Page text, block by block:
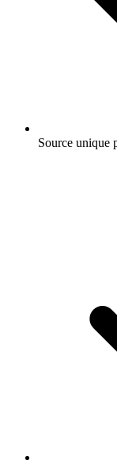
Source unique